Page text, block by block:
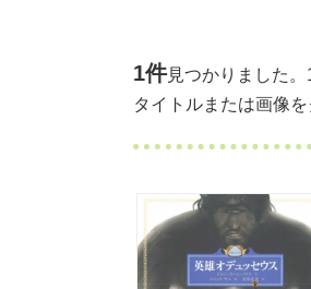
1件見つかりました。
タイトルまたは画像